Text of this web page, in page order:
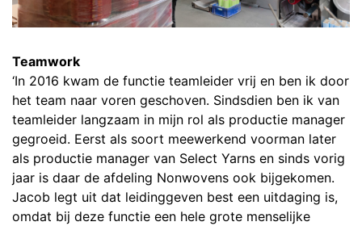
Teamwork
‘In 2016 kwam de functie teamleider vrij en ben ik door
het team naar voren geschoven. Sindsdien ben ik van
teamleider langzaam in mijn rol als productie manager
gegroeid. Eerst als soort meewerkend voorman later
als productie manager van Select Yarns en sinds vorig
jaar is daar de afdeling Nonwovens ook bijgekomen.
Jacob legt uit dat leidinggeven best een uitdaging is,
omdat bij deze functie een hele grote menselijke